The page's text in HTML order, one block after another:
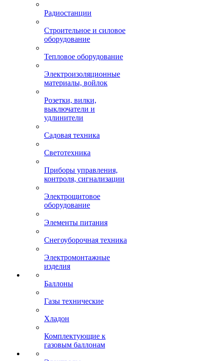
Радиостанции
Строительное и силовое
оборудование
Тепловое оборудование
Электроизоляционные
материалы, войлок
Розетки, вилки,
выключатели и
удлинители
Садовая техника
Светотехника
Приборы управления,
контроля, сигнализации
Электрощитовое
оборудование
Элементы питания
Снегоуборочная техника
Электромонтажные
изделия
Баллоны
Газы технические
Хладон
Комплектующие к
газовым баллонам